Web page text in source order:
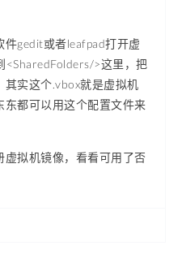
件gedit或者leafpad打开虚
<SharedFolders/>这里，把
实这个.vbox就是虚拟机
都可以用这个配置文件来
拟机镜像，看看可用了否